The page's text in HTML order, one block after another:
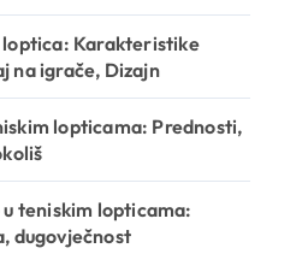
Karakteristike
na igrače, Dizajn
lopticama: Prednosti,
teniskim lopticama:
dugovječnost